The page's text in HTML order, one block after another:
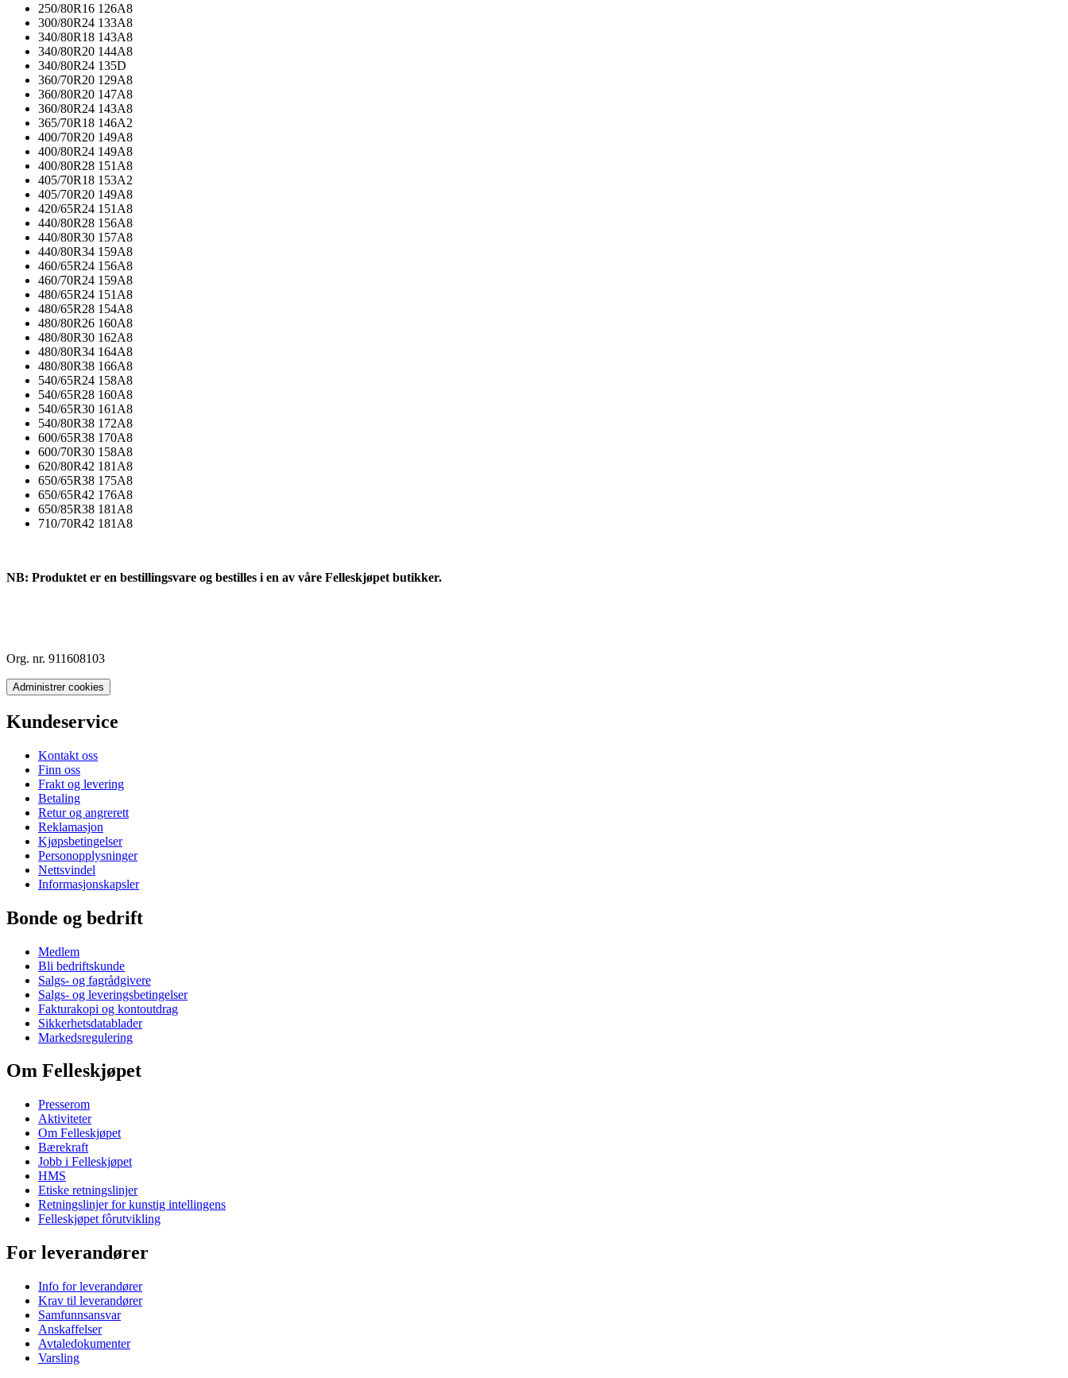
250/80R16 126A8
300/80R24 133A8
340/80R18 143A8
340/80R20 144A8
340/80R24 135D
360/70R20 129A8
360/80R20 147A8
360/80R24 143A8
365/70R18 146A2
400/70R20 149A8
400/80R24 149A8
400/80R28 151A8
405/70R18 153A2
405/70R20 149A8
420/65R24 151A8
440/80R28 156A8
440/80R30 157A8
440/80R34 159A8
460/65R24 156A8
460/70R24 159A8
480/65R24 151A8
480/65R28 154A8
480/80R26 160A8
480/80R30 162A8
480/80R34 164A8
480/80R38 166A8
540/65R24 158A8
540/65R28 160A8
540/65R30 161A8
540/80R38 172A8
600/65R38 170A8
600/70R30 158A8
620/80R42 181A8
650/65R38 175A8
650/65R42 176A8
650/85R38 181A8
710/70R42 181A8
NB: Produktet er en bestillingsvare og bestilles i en av våre Felleskjøpet butikker.
Org. nr. 911608103
Administrer cookies
Kundeservice
Kontakt oss
Finn oss
Frakt og levering
Betaling
Retur og angrerett
Reklamasjon
Kjøpsbetingelser
Personopplysninger
Nettsvindel
Informasjonskapsler
Bonde og bedrift
Medlem
Bli bedriftskunde
Salgs- og fagrådgivere
Salgs- og leveringsbetingelser
Fakturakopi og kontoutdrag
Sikkerhetsdatablader
Markedsregulering
Om Felleskjøpet
Presserom
Aktiviteter
Om Felleskjøpet
Bærekraft
Jobb i Felleskjøpet
HMS
Etiske retningslinjer
Retningslinjer for kunstig intellingens
Felleskjøpet fôrutvikling
For leverandører
Info for leverandører
Krav til leverandører
Samfunnsansvar
Anskaffelser
Avtaledokumenter
Varsling